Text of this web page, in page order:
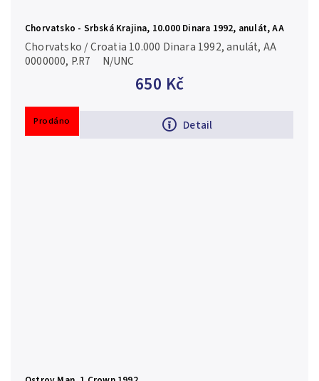
Chorvatsko - Srbská Krajina, 10.000 Dinara 1992, anulát, AA
0000000, P.R7
650 Kč
Detail
Chorvatsko / Croatia 10.000 Dinara 1992, anulát, AA
0000000, P.R7 N/UNC
Prodáno